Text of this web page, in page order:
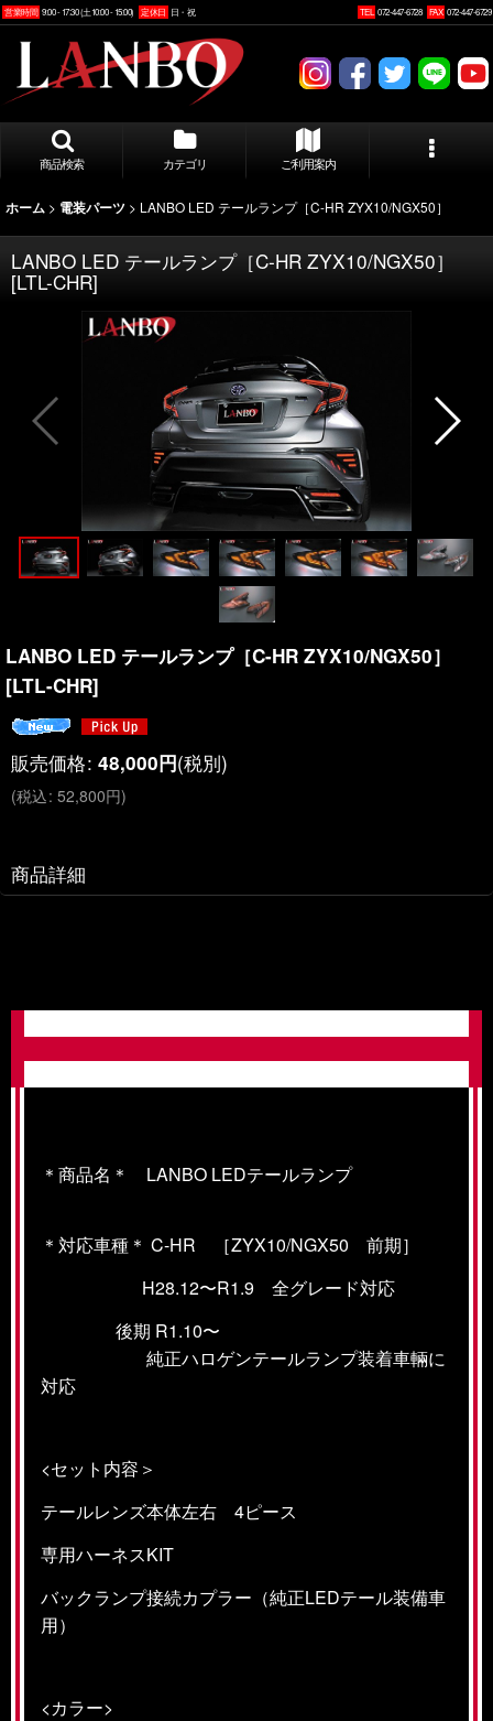
営業時間 9:00 - 17:30 (土10:00 - 15:00) 定休日 日・祝 TEL 072-447-6728 FAX 072-447-6729
商品検索 カテゴリ ご利用案内
ホーム > 電装パーツ > LANBO LED テールランプ［C-HR ZYX10/NGX50］
LANBO LED テールランプ［C-HR ZYX10/NGX50］
[LTL-CHR]
LANBO LED テールランプ［C-HR ZYX10/NGX50］
[LTL-CHR]
販売価格: 48,000円(税別)
(税込: 52,800円)
商品詳細
＊商品名＊ LANBO LEDテールランプ
＊対応車種＊ C-HR ［ZYX10/NGX50 前期］
H28.12〜R1.9
全グレード対応
後期 R1.10〜
純正ハロゲンテールランプ装着車輛に
対応
<セット内容＞
テールレンズ本体左右 4ピース
専用ハーネスKIT
バックランプ接続カプラー（純正LEDテール装備車
用）
<カラー>